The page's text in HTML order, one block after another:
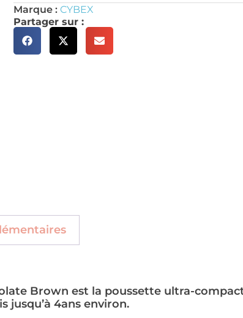
Marque :CYBEX
Partager sur :
Brown est la poussette ultra-
jusqu’à 4ans environ.